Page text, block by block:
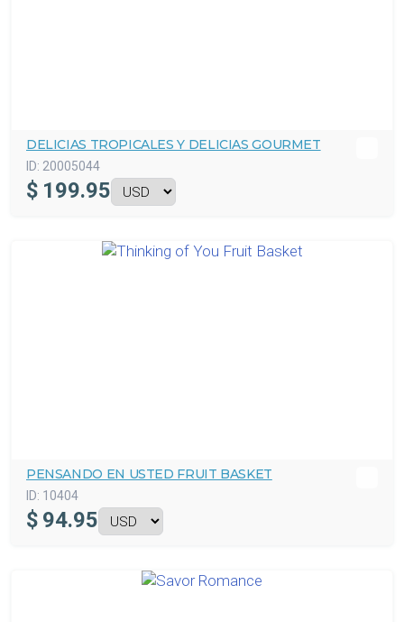
DELICIAS TROPICALES Y DELICIAS GOURMET
ID: 20005044
$ 199.95
PENSANDO EN USTED FRUIT BASKET
ID: 10404
$ 94.95